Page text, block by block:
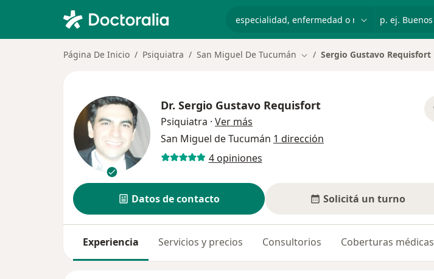
Página De Inicio Psiquiatra San Miguel De Tucumán Cambiar de ciudad
Sergio Gustavo Requisfort
Dr. Sergio Gustavo Requisfort
Psiquiatra · Ver más
San Miguel de Tucumán 1 dirección
4 opiniones
Datos de contacto Solicitá un turno
Experiencia Servicios y precios Consultorios Coberturas médicas